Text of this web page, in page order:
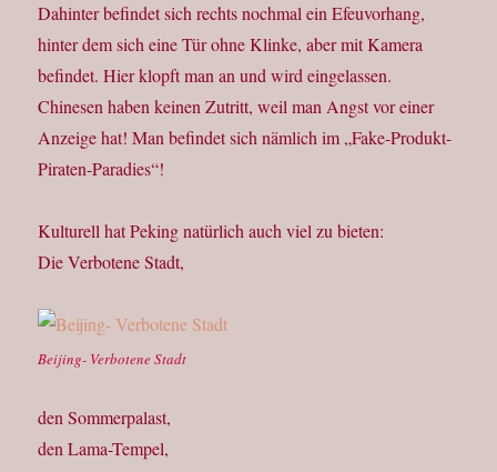
Dahinter befindet sich rechts nochmal ein Efeuvorhang,
hinter dem sich eine Tür ohne Klinke, aber mit Kamera
befindet. Hier klopft man an und wird eingelassen.
Chinesen haben keinen Zutritt, weil man Angst vor einer
Anzeige hat! Man befindet sich nämlich im „Fake-Produkt-
Piraten-Paradies“!
Kulturell hat Peking natürlich auch viel zu bieten:
Die Verbotene Stadt,
Beijing- Verbotene Stadt
den Sommerpalast,
den Lama-Tempel,